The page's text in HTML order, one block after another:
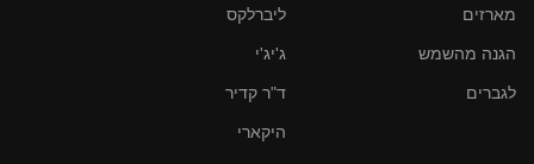
מארזים
הגנה מהשמש
לגברים
ליברלקס
ג'יג'י
ד"ר קדיר
היקארי